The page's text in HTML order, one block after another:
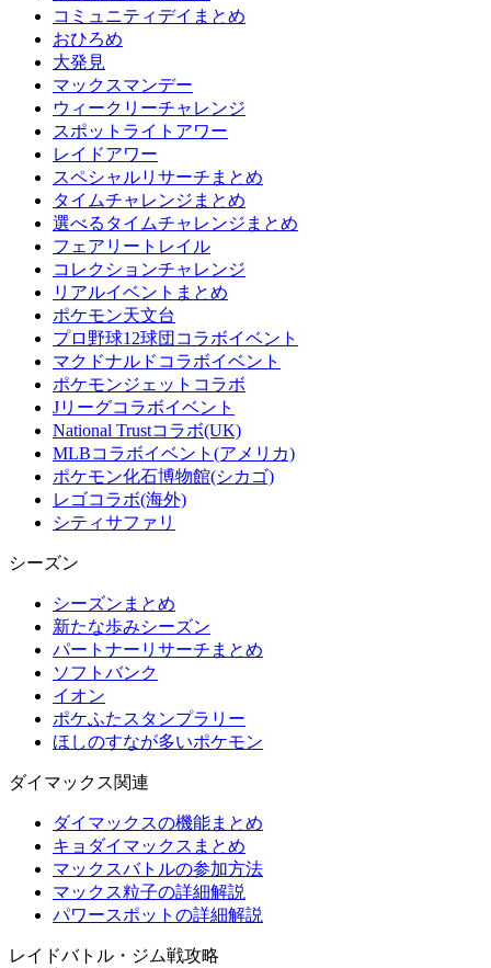
コミュニティデイまとめ
おひろめ
大発見
マックスマンデー
ウィークリーチャレンジ
スポットライトアワー
レイドアワー
スペシャルリサーチまとめ
タイムチャレンジまとめ
選べるタイムチャレンジまとめ
フェアリートレイル
コレクションチャレンジ
リアルイベントまとめ
ポケモン天文台
プロ野球12球団コラボイベント
マクドナルドコラボイベント
ポケモンジェットコラボ
Jリーグコラボイベント
National Trustコラボ(UK)
MLBコラボイベント(アメリカ)
ポケモン化石博物館(シカゴ)
レゴコラボ(海外)
シティサファリ
シーズン
シーズンまとめ
新たな歩みシーズン
パートナーリサーチまとめ
ソフトバンク
イオン
ポケふたスタンプラリー
ほしのすなが多いポケモン
ダイマックス関連
ダイマックスの機能まとめ
キョダイマックスまとめ
マックスバトルの参加方法
マックス粒子の詳細解説
パワースポットの詳細解説
レイドバトル・ジム戦攻略